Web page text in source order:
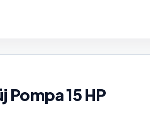
Pompa 15 HP